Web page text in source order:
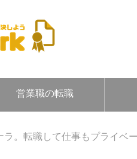
営業職の転職
。転職して仕事もプライベ